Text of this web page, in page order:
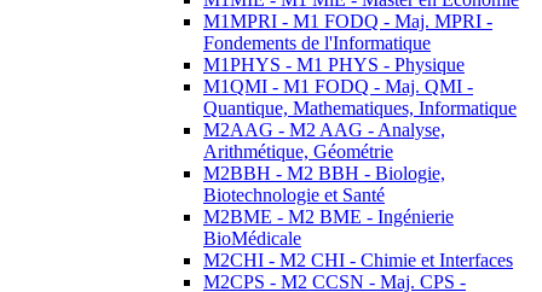
M1MPRI - M1 FODQ - Maj. MPRI -
Fondements de l'Informatique
M1PHYS - M1 PHYS - Physique
M1QMI - M1 FODQ - Maj. QMI -
Quantique, Mathematiques, Informatique
M2AAG - M2 AAG - Analyse,
Arithmétique, Géométrie
M2BBH - M2 BBH - Biologie,
Biotechnologie et Santé
M2BME - M2 BME - Ingénierie
BioMédicale
M2CHI - M2 CHI - Chimie et Interfaces
M2CPS - M2 CCSN - Maj. CPS -